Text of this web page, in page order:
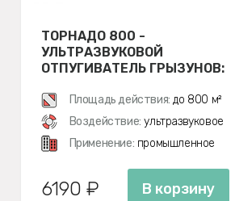
ТОРНАДО 800 -
УЛЬТРАЗВУКОВОЙ
ОТПУГИВАТЕЛЬ ГРЫЗУНОВ:
Площадь действия: до 800 м²
Воздействие: ультразвуковое
Применение: промышленное
6190 ₽ В корзину